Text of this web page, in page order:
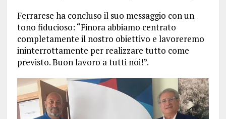
Ferrarese ha concluso il suo messaggio con un
tono fiducioso: “Finora abbiamo centrato
completamente il nostro obiettivo e lavoreremo
ininterrottamente per realizzare tutto come
previsto. Buon lavoro a tutti noi!”.